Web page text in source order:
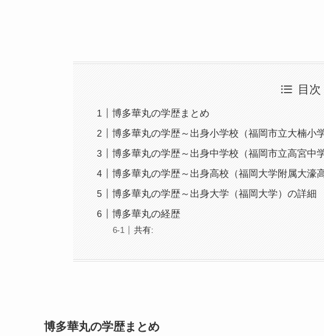
目次
博多華丸の学歴まとめ
博多華丸の学歴～出身小学校（福岡市立大楠小
博多華丸の学歴～出身中学校（福岡市立高宮中
博多華丸の学歴～出身高校（福岡大学附属大濠
博多華丸の学歴～出身大学（福岡大学）の詳細
博多華丸の経歴
共有:
博多華丸の学歴まとめ